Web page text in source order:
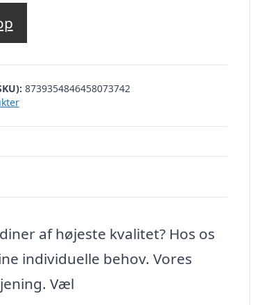
var:
kr. 3.046,00.kr. 1.676,00.
8739354846458073742
af højeste kvalitet? Hos os
individuelle behov. Vores
Væl